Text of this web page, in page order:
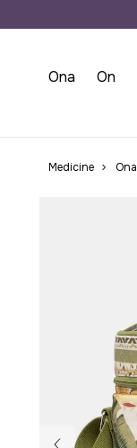
Ona On
Medicine Ona